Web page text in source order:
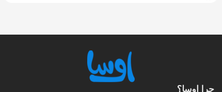
چرا اوسا؟